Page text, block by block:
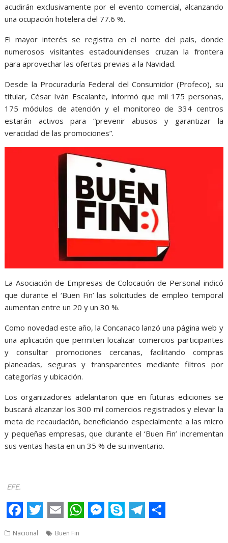
acudirán exclusivamente por el evento comercial, alcanzando
una ocupación hotelera del 77.6 %.
El mayor interés se registra en el norte del país, donde
numerosos visitantes estadounidenses cruzan la frontera
para aprovechar las ofertas previas a la Navidad.
Desde la Procuraduría Federal del Consumidor (Profeco), su
titular, César Iván Escalante, informó que mil 175 personas,
175 módulos de atención y el monitoreo de 334 centros
estarán activos para “prevenir abusos y garantizar la
veracidad de las promociones”.
La Asociación de Empresas de Colocación de Personal indicó
que durante el ‘Buen Fin’ las solicitudes de empleo temporal
aumentan entre un 20 y un 30 %.
Como novedad este año, la Concanaco lanzó una página web y
una aplicación que permiten localizar comercios participantes
y consultar promociones cercanas, facilitando compras
planeadas, seguras y transparentes mediante filtros por
categorías y ubicación.
Los organizadores adelantaron que en futuras ediciones se
buscará alcanzar los 300 mil comercios registrados y elevar la
meta de recaudación, beneficiando especialmente a las micro
y pequeñas empresas, que durante el ‘Buen Fin’ incrementan
sus ventas hasta en un 35 % de su inventario.
EFE.
F T E W
Nacional Buen Fin